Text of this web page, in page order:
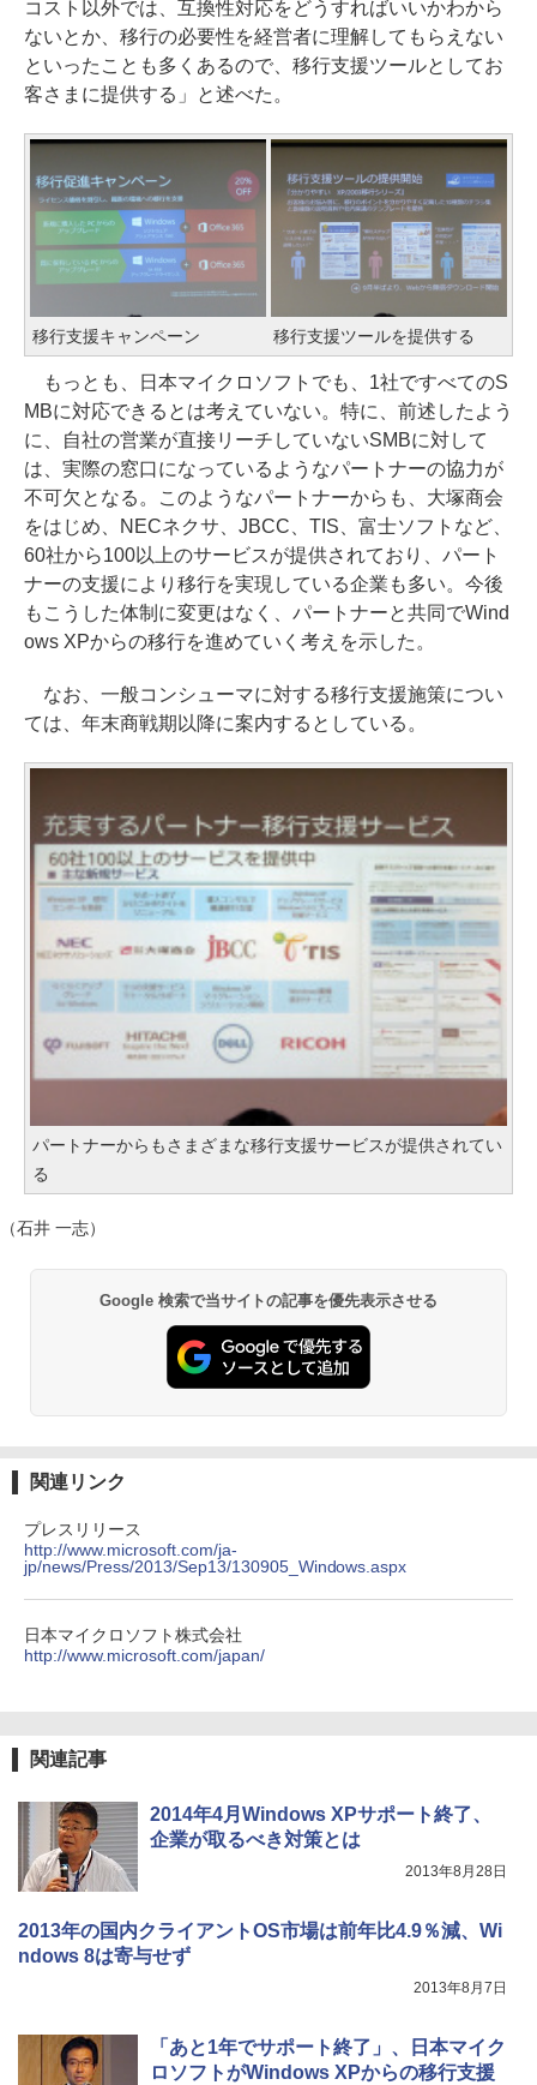
コスト以外では、互換性対応をどうすればいいかわから
ないとか、移行の必要性を経営者に理解してもらえない
といったことも多くあるので、移行支援ツールとしてお
客さまに提供する」と述べた。
移行支援キャンペーン 移行支援ツールを提供する
もっとも、日本マイクロソフトでも、1社ですべてのS
MBに対応できるとは考えていない。特に、前述したよう
に、自社の営業が直接リーチしていないSMBに対して
は、実際の窓口になっているようなパートナーの協力が
不可欠となる。このようなパートナーからも、大塚商会
をはじめ、NECネクサ、JBCC、TIS、富士ソフトなど、
60社から100以上のサービスが提供されており、パート
ナーの支援により移行を実現している企業も多い。今後
もこうした体制に変更はなく、パートナーと共同でWind
ows XPからの移行を進めていく考えを示した。
なお、一般コンシューマに対する移行支援施策につい
ては、年末商戦期以降に案内するとしている。
パートナーからもさまざまな移行支援サービスが提供されてい
る
（石井 一志）
Google 検索で当サイトの記事を優先表示させる
関連リンク
プレスリリース
http://www.microsoft.com/ja-
jp/news/Press/2013/Sep13/130905_Windows.aspx
日本マイクロソフト株式会社
http://www.microsoft.com/japan/
関連記事
2014年4月Windows XPサポート終了、
企業が取るべき対策とは
2013年8月28日
2013年の国内クライアントOS市場は前年比4.9％減、Wi
ndows 8は寄与せず
2013年8月7日
「あと1年でサポート終了」、日本マイク
ロソフトがWindows XPからの移行支援